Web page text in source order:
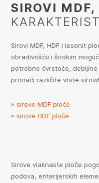
SIROVI
Sirovi MDF, HDF i lesonit
obradivošću i širokim
potrebne čvrstoće,
pronaći različite vrste
sirove MDF ploče
sirove HDF ploče
Sirove vlaknaste ploče
podova, enterijerskih